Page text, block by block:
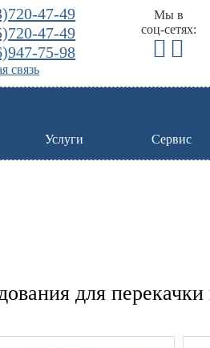
47-49
47-49
75-98
Мы в
соц-сетях:
связь
Услуги Сервис
для